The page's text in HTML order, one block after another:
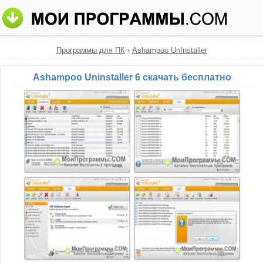
Программы для ПК› Ashampoo UnInstaller
Ashampoo Uninstaller 6 скачать бесплатно